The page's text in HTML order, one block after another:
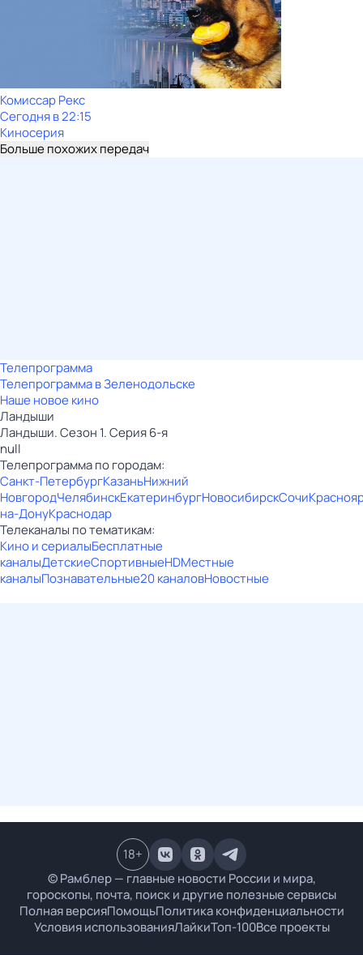
Комиссар Рекс
Сегодня в 22:15
Киносерия
Больше похожих передач
Телепрограмма
Телепрограмма в Зеленодольске
Наше новое кино
Ландыши
Ландыши. Сезон 1. Серия 6-я
null
Телепрограмма по городам:
Санкт-ПетербургКазаньНижний
НовгородЧелябинскЕкатеринбургНовосибирскСочи
на-ДонуКраснодар
Телеканалы по тематикам:
Кино и сериалыБесплатные
каналыДетскиеСпортивныеHDМестные
каналыПознавательные20 каналовНовостные
© Рамблер — главные новости России и мира,
гороскопы, почта, поиск и другие полезные сервисы
Полная версияПомощьПолитика конфиденциальности
Условия использованияЛайкиТоп-100Все проекты
18+